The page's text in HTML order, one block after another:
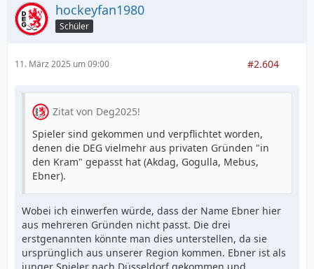
hockeyfan1980
Schüler
11. März 2025 um 09:00 #2.604
Zitat von Deg2025!
Spieler sind gekommen und verpflichtet worden,
denen die DEG vielmehr aus privaten Gründen "in
den Kram" gepasst hat (Akdag, Gogulla, Mebus,
Ebner).
Wobei ich einwerfen würde, dass der Name Ebner hier
aus mehreren Gründen nicht passt. Die drei
erstgenannten könnte man dies unterstellen, da sie
ursprünglich aus unserer Region kommen. Ebner ist als